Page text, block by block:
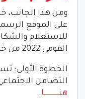
ومن هذا الجانب،
على الموقع
للاستعلام
القومي 2022 من خلال الرقم القومي، وهي كما يلي:
الخطوة الأولى:
التضامن
هنـــــــــــــــا.